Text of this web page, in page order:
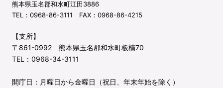
熊本県玉名郡和水町江田3886
TEL：0968-86-3111 FAX：0968-86-4215
【支所】
〒861-0992 熊本県玉名郡和水町板楠70
TEL：0968-34-3111
開庁日：月曜日から金曜日（祝日、年末年始を除く）